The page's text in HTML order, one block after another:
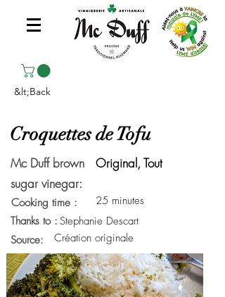
&lt;Back
Croquettes de Tofu
Mc Duff brown
sugar vinegar:
Original, Tout
Cooking time :
25 minutes
Thanks to : Stephanie Descart
Source:
Création originale